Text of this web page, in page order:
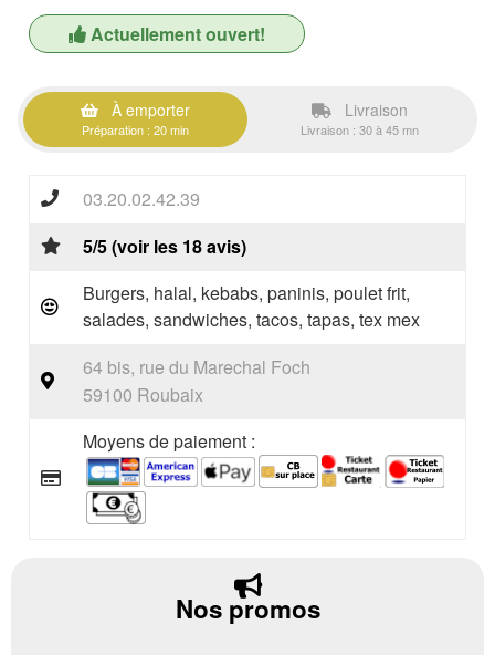
Actuellement ouvert!
À emporter
Préparation : 20 min
Livraison
Livraison : 30 à 45 mn
03.20.02.42.39
5/5 (voir les 18 avis)
Burgers, halal, kebabs, paninis, poulet frit,
salades, sandwiches, tacos, tapas, tex mex
64 bis, rue du Marechal Foch
59100 Roubaix
Moyens de paiement :
Nos promos